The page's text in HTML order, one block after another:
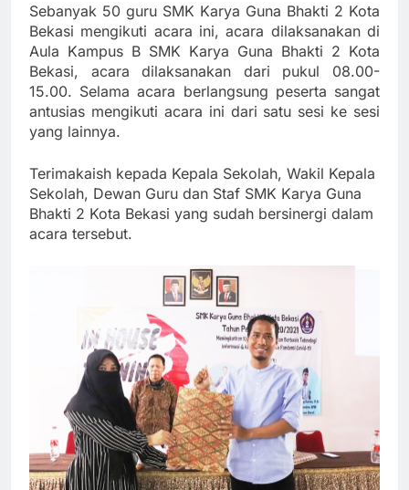
Sebanyak 50 guru SMK Karya Guna Bhakti 2 Kota
Bekasi mengikuti acara ini, acara dilaksanakan di
Aula Kampus B SMK Karya Guna Bhakti 2 Kota
Bekasi, acara dilaksanakan dari pukul 08.00-
15.00. Selama acara berlangsung peserta sangat
antusias mengikuti acara ini dari satu sesi ke sesi
yang lainnya.
Terimakaish kepada Kepala Sekolah, Wakil Kepala
Sekolah, Dewan Guru dan Staf SMK Karya Guna
Bhakti 2 Kota Bekasi yang sudah bersinergi dalam
acara tersebut.